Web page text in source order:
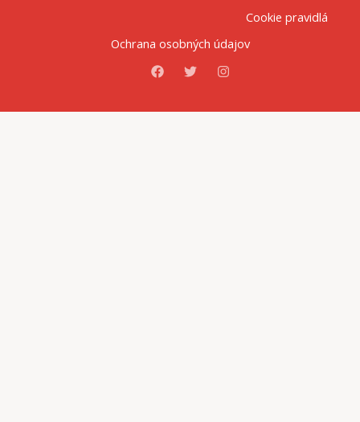
Cookie pravidlá
Ochrana osobných údajov